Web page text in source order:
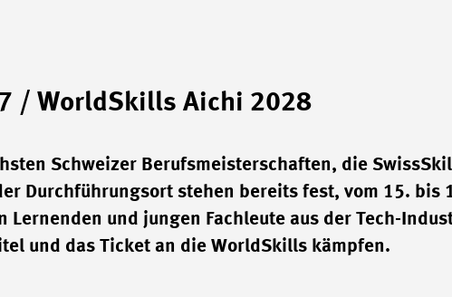
/ WorldSkills Aichi 2028
Schweizer Berufsmeisterschaften, die
Durchführungsort stehen bereits fest, vom 15. bis
Lernenden und jungen Fachleute aus der Tech-
und das Ticket an die WorldSkills kämpfen.